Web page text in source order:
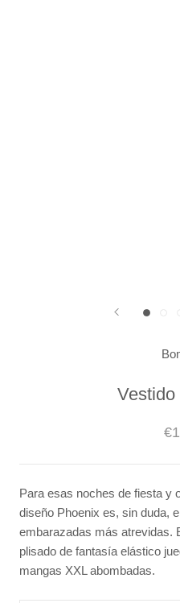
Para esas noches de fiesta y
diseño Phoenix es, sin duda,
embarazadas más atrevidas.
plisado de fantasía elástico
mangas XXL abombadas.